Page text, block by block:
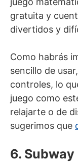
gratuita y
divertidos y
Como habrás
sencillo de
controles, lo
juego como
relajarte o de
sugerimos que
6.